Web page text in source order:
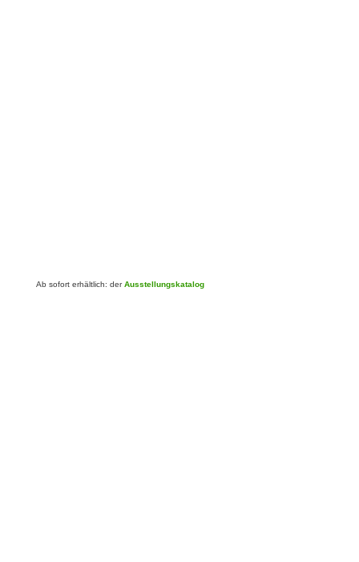
Ab sofort erhältlich: der Ausstellungskatalog